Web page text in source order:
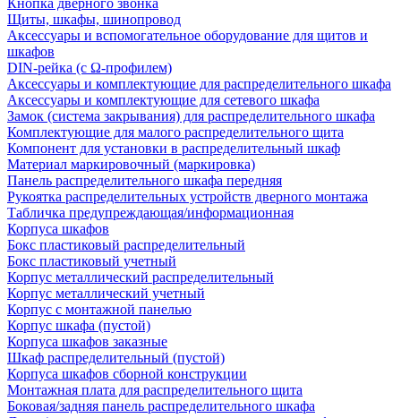
Кнопка дверного звонка
Щиты, шкафы, шинопровод
Аксессуары и вспомогательное оборудование для щитов и
шкафов
DIN-рейка (с Ω-профилем)
Аксессуары и комплектующие для распределительного шкафа
Аксессуары и комплектующие для сетевого шкафа
Замок (система закрывания) для распределительного шкафа
Комплектующие для малого распределительного щита
Компонент для установки в распределительный шкаф
Материал маркировочный (маркировка)
Панель распределительного шкафа передняя
Рукоятка распределительных устройств дверного монтажа
Табличка предупреждающая/информационная
Корпуса шкафов
Бокс пластиковый распределительный
Бокс пластиковый учетный
Корпус металлический распределительный
Корпус металлический учетный
Корпус с монтажной панелью
Корпус шкафа (пустой)
Корпуса шкафов заказные
Шкаф распределительный (пустой)
Корпуса шкафов сборной конструкции
Монтажная плата для распределительного щита
Боковая/задняя панель распределительного шкафа